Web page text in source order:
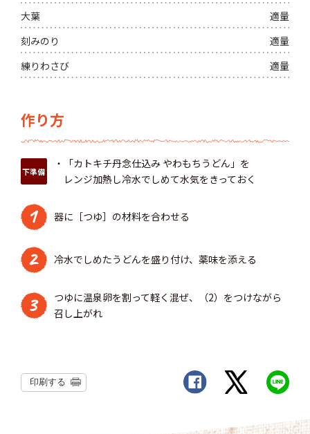
大葉
適量
刻みのり
適量
練りわさび
適量
作り方
下準備
・「カトキチ丹念仕込み やわもちうどん」を
レンジ加熱し冷水でしめて水気をきっておく
1 器に［つゆ］の材料を合わせる
2 冷水でしめたうどんを盛り付け、薬味を添える
3
つゆに温泉卵を割って軽く混ぜ、（2）をつけながら
召し上がれ
印刷する